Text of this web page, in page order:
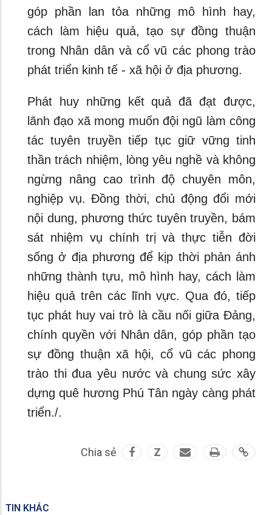
góp phần lan tỏa những mô hình hay,
cách làm hiệu quả, tạo sự đồng thuận
trong Nhân dân và cổ vũ các phong trào
phát triển kinh tế - xã hội ở địa phương.
Phát huy những kết quả đã đạt được,
lãnh đạo xã mong muốn đội ngũ làm công
tác tuyên truyền tiếp tục giữ vững tinh
thần trách nhiệm, lòng yêu nghề và không
ngừng nâng cao trình độ chuyên môn,
nghiệp vụ. Đồng thời, chủ động đổi mới
nội dung, phương thức tuyên truyền, bám
sát nhiệm vụ chính trị và thực tiễn đời
sống ở địa phương để kịp thời phản ánh
những thành tựu, mô hình hay, cách làm
hiệu quả trên các lĩnh vực. Qua đó, tiếp
tục phát huy vai trò là cầu nối giữa Đảng,
chính quyền với Nhân dân, góp phần tạo
sự đồng thuận xã hội, cổ vũ các phong
trào thi đua yêu nước và chung sức xây
dựng quê hương Phú Tân ngày càng phát
triển./.
Chia sẻ Z
TIN KHÁC